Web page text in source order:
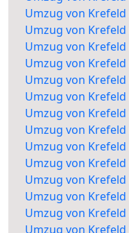
Umzug von
Umzug von
Umzug von
Umzug von
Umzug von Krefeld
Umzug von Krefeld
Umzug von
Umzug von
Umzug von
Umzug von
Umzug von
Umzug von
Umzug von
Umzug von